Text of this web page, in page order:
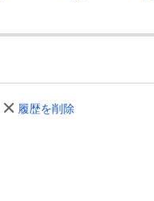
履歴を削除